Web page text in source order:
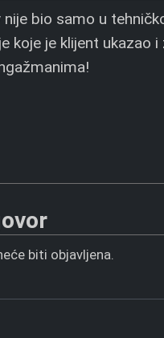
bio samo u
koje je klijent ukazao i
biti objavljena.